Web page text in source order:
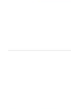
ابني بدأوا
أنا وابني
كنت